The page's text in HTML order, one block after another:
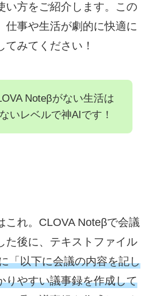
い方をご紹介します。この
仕事や生活が劇的に快適に
みてください！
Noteβがない生活は
いレベルで神AIです！
これ。CLOVA Noteβで会議
た後に、テキストファイル
「以下に会議の内容を記し
りやすい議事録を作成して